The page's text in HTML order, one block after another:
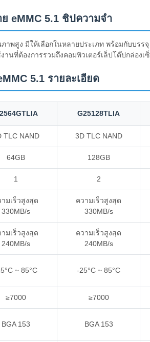
eMMC 5.1 ชิปความจํา
าพสูง มีให้เลือกในหลายประเภท พร้อมกับบร
านที่ต้องการรวมถึงคอมพิวเตอร์เล็ปโต๊ปกล่องเ
5.1 รายละเอียด
G25128TLIA
TLC NAND 3D TLC NAND
64GB 128GB
1 2
ามเร็วสูงสุด
330MB/s
ความเร็วสูงสุด
330MB/s
ามเร็วสูงสุด
240MB/s
ความเร็วสูงสุด
240MB/s
~ 85°C -25°C ~ 85°C
≥7000 ≥7000
BGA 153 BGA 153